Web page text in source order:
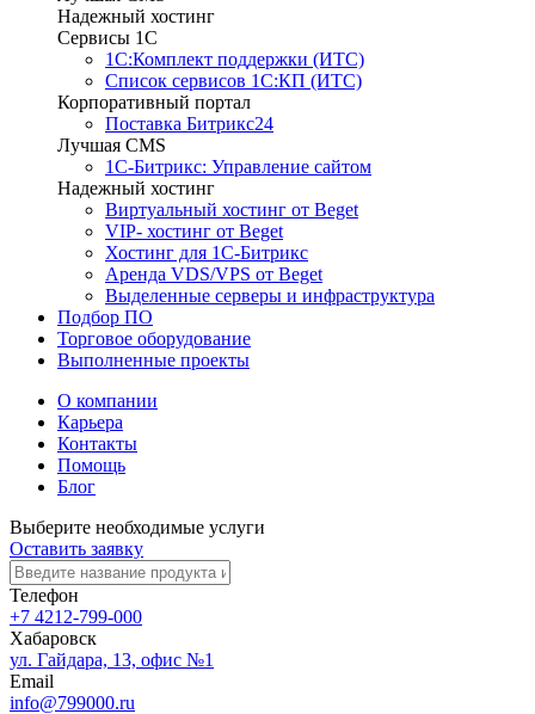
Надежный хостинг
Сервисы 1C
1С:Комплект поддержки (ИТС)
Список сервисов 1С:КП (ИТС)
Корпоративный портал
Поставка Битрикс24
Лучшая CMS
1С-Битрикс: Управление сайтом
Надежный хостинг
Виртуальный хостинг от Beget
VIP- хостинг от Beget
Хостинг для 1С-Битрикс
Аренда VDS/VPS от Beget
Выделенные серверы и инфраструктура
Подбор ПО
Торговое оборудование
Выполненные проекты
О компании
Карьера
Контакты
Помощь
Блог
Выберите необходимые услуги
Оставить заявку
Телефон
+7 4212-799-000
Хабаровск
ул. Гайдара, 13, офис №1
Email
info@799000.ru